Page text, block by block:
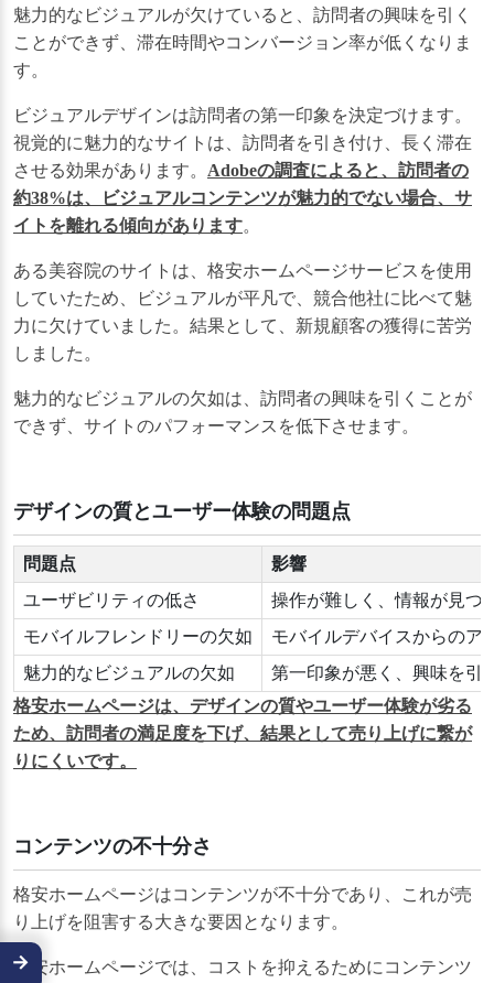
魅力的なビジュアルが欠けていると、訪問者の興味を引く
ことができず、滞在時間やコンバージョン率が低くなりま
す。
ビジュアルデザインは訪問者の第一印象を決定づけます。
視覚的に魅力的なサイトは、訪問者を引き付け、長く滞在
させる効果があります。 Adobeの調査によると、訪問者の
約38%は、ビジュアルコンテンツが魅力的でない場合、サ
イトを離れる傾向があります。
ある美容院のサイトは、格安ホームページサービスを使用
していたため、ビジュアルが平凡で、競合他社に比べて魅
力に欠けていました。結果として、新規顧客の獲得に苦労
しました。
魅力的なビジュアルの欠如は、訪問者の興味を引くことが
できず、サイトのパフォーマンスを低下させます。
デザインの質とユーザー体験の問題点
問題点
影響
ユーザビリティの低さ
操作が難しく、情報が見つ
モバイルフレンドリーの欠如
モバイルデバイスからのア
魅力的なビジュアルの欠如
第一印象が悪く、興味を引
格安ホームページは、デザインの質やユーザー体験が劣る
ため、訪問者の満足度を下げ、結果として売り上げに繋が
りにくいです。
コンテンツの不十分さ
格安ホームページはコンテンツが不十分であり、これが売
り上げを阻害する大きな要因となります。
格安ホームページでは、コストを抑えるためにコンテンツ
→